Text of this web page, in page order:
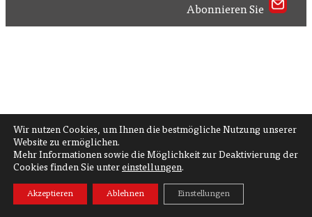
Wir nutzen Cookies, um Ihnen die bestmögliche Nutzung unserer
Website zu ermöglichen.
Mehr Informationen sowie die Möglichkeit zur Deaktivierung der
Cookies finden Sie unter einstellungen.
Akzeptieren Ablehnen Einstellungen
Abonnieren Sie